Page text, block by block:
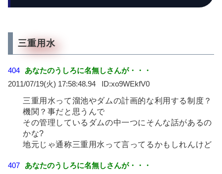
三重用水
404
あなたのうしろに名無しさんが・・・
2011/07/19(火) 17:58:48.94
xo9WEkfV0
三重用水って溜池やダムの計画的な利用する制度？
機関？事だと思うんで
その管理しているダムの中一つにそんな話があるの
かな?
地元じゃ通称三重用水って言ってるかもしれんけど
407
あなたのうしろに名無しさんが・・・